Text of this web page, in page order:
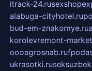
itrack-24.ru
alabuga-cityhotel.ru
bud-em-znakomye.ru
korolevremont-
oooagrosnab.ru
ukrasotki.ru